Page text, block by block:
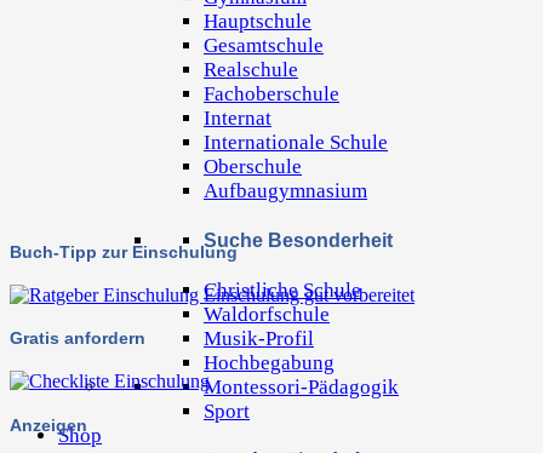
Hauptschule
Gesamtschule
Realschule
Fachoberschule
Internat
Internationale Schule
Oberschule
Aufbaugymnasium
Suche Besonderheit
Christliche Schule
Waldorfschule
Musik-Profil
Hochbegabung
Montessori-Pädagogik
Sport
Shop
Buch-Tipp zur Einschulung
Gratis anfordern
Anzeigen